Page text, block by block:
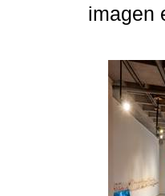
imagen